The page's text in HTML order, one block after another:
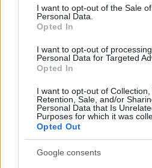
consent section.
I want to opt-out of the Sale
Personal Data.
Opted In
I want to opt-out of
Personal Data for Targeted
Opted In
I want to opt-out of Collection,
Retention, Sale, and/or
Personal Data that Is
Purposes for which it was
Opted Out
Google consents
Paks-2 projekt
Prof. Dr. Aszódi Attila• 2017. április 20.
Újabb mérföldkőhöz érkezett